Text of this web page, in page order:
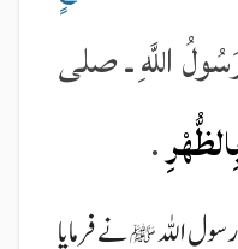
اللَّهِ ـ صلى
.
اللہﷺنے فرمایا